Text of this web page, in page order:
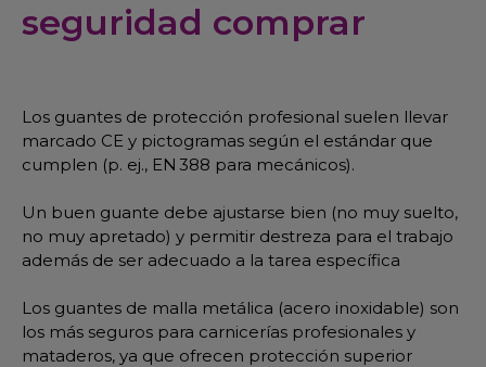
seguridad comprar
Los guantes de protección profesional suelen llevar
marcado CE y pictogramas según el estándar que
cumplen (p. ej., EN 388 para mecánicos).
Un buen guante debe ajustarse bien (no muy suelto,
no muy apretado) y permitir destreza para el trabajo
además de ser adecuado a la tarea específica
Los guantes de malla metálica (acero inoxidable) son
los más seguros para carnicerías profesionales y
mataderos, ya que ofrecen protección superior